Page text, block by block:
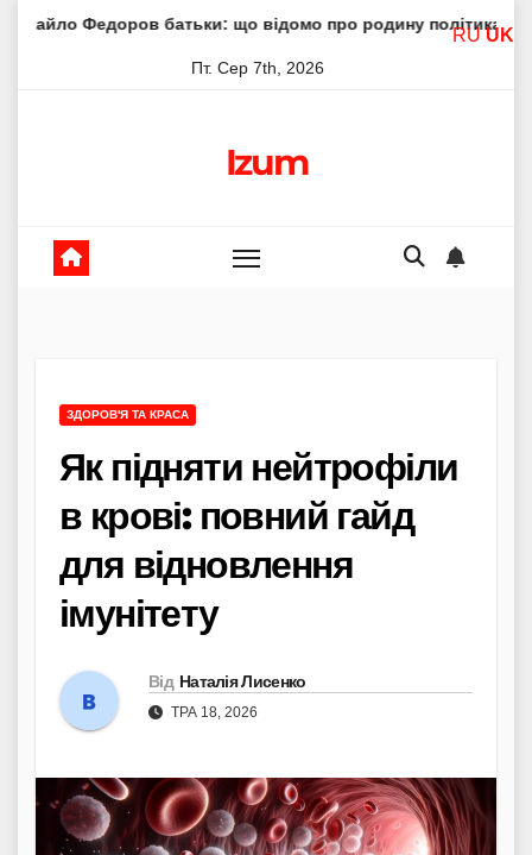
батьки: що відомо про родину політика Молитва
Пт. Сер 7th, 2026
Izum
ЗДОРОВ'Я ТА КРАСА
Як підняти нейтрофіли
в крові: повний гайд
для відновлення
імунітету
Від Наталія Лисенко
ТРА 18, 2026
RU UK